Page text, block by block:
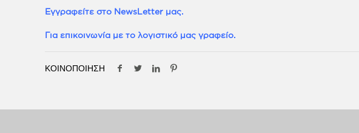
Εγγραφείτε στο NewsLetter μας.
Για επικοινωνία με το λογιστικό μας γραφείο.
ΚΟΙΝΟΠΟΙΗΣΗ